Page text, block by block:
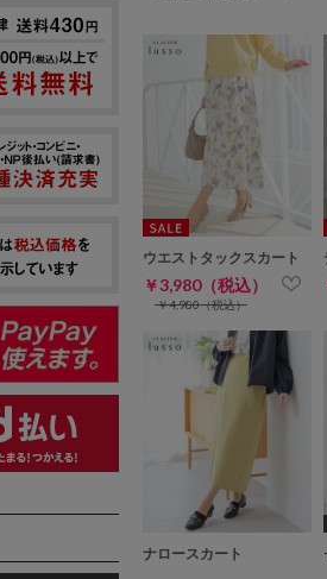
ウエストタックスカート
￥3,980（税込）
￥4,980（税込）
ナロースカート